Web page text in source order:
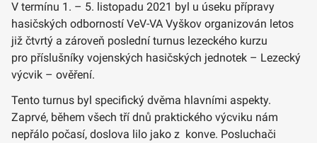
V termínu 1. – 5. listopadu 2021 byl u úseku přípravy
hasičských odborností VeV-VA Vyškov organizován letos
již čtvrtý a zároveň poslední turnus lezeckého kurzu
pro příslušníky vojenských hasičských jednotek – Lezecký
výcvik – ověření.
Tento turnus byl specifický dvěma hlavními aspekty.
Zaprvé, během všech tří dnů praktického výcviku nám
nepřálo počasí, doslova lilo jako z konve. Posluchači